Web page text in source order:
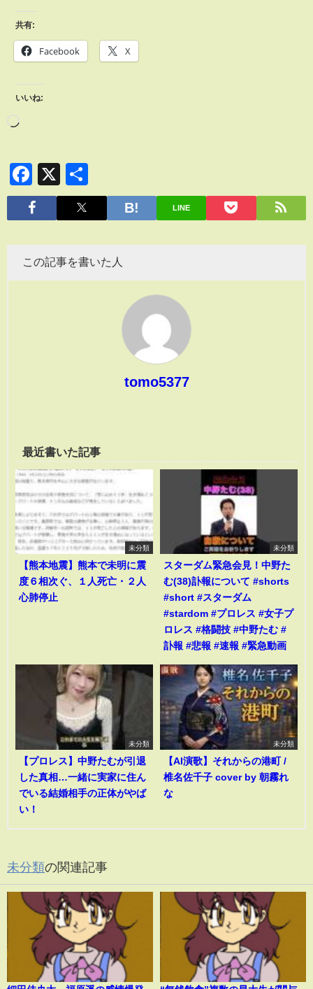
共有:
Facebook X
いいね:
Facebook
X
有
LINE
この記事を書いた人
tomo5377
最近書いた記事
未分類
【熊本地震】熊本で未明に震
度６相次ぐ、１人死亡・２人
心肺停止
未分類
スターダム緊急会見！中野た
む(38)訃報について #shorts
#short #スターダム
#stardom #プロレス #女子プ
ロレス #格闘技 #中野たむ #
訃報 #悲報 #速報 #緊急動画
未分類
【プロレス】中野たむが引退
した真相…一緒に実家に住ん
でいる結婚相手の正体がやば
い！
未分類
【AI演歌】それからの港町 /
椎名佐千子 cover by 朝霧れ
な
未分類の関連記事